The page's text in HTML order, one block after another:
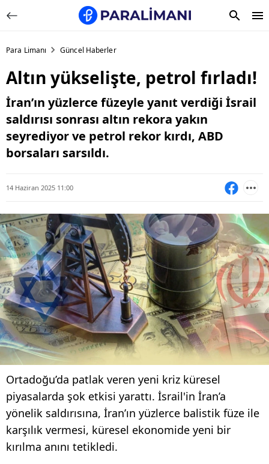
Para Limanı Güncel Haberler
Altın yükselişte, petrol fırladı!
İran’ın yüzlerce füzeyle yanıt verdiği İsrail
saldırısı sonrası altın rekora yakın
seyrediyor ve petrol rekor kırdı, ABD
borsaları sarsıldı.
14 Haziran 2025 11:00
Ortadoğu’da patlak veren yeni kriz küresel
piyasalarda şok etkisi yarattı. İsrail'in İran’a
yönelik saldırısına, İran’ın yüzlerce balistik füze ile
karşılık vermesi, küresel ekonomide yeni bir
kırılma anını tetikledi.